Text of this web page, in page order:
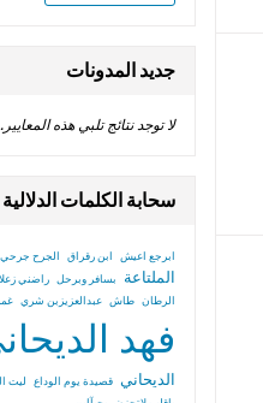
جديد المدونات
لا توجد نتائج تلبي هذه المعايير.
سحابة الكلمات الدلالية
ابرجع اعيش ابن رقراق الجرح جرحي
الملتاعة بسافر وبرحل راضني
الرطان طاش عبدالعزيزبن شري
فهد
الديحاني قصيدة يوم الوداع ليت